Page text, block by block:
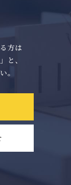
方は
と、
。